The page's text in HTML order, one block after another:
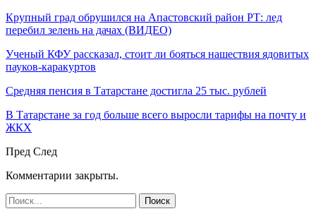
Крупный град обрушился на Апастовский район РТ: лед
перебил зелень на дачах (ВИДЕО)
Ученый КФУ рассказал, стоит ли бояться нашествия ядовитых
пауков-каракуртов
Средняя пенсия в Татарстане достигла 25 тыс. рублей
В Татарстане за год больше всего выросли тарифы на почту и
ЖКХ
Пред След
Комментарии закрыты.